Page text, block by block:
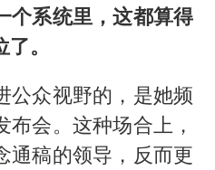
个系统里，这都算得
。
公众视野的，是她频
会。这种场合上，
通稿的领导，反而更